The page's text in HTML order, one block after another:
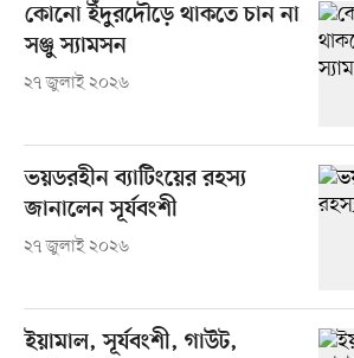
কোনো ইঁদুরদৌড়ে থাকতে চান না
সঞ্জু স্যামসন
২৭ জুলাই ২০২৬
ভয়ডরহীন ব্যাটিংয়ের রহস্য
জানালেন সূর্যবংশী
২৭ জুলাই ২০২৬
ইয়ামাল, সূর্যবংশী, গাউট,